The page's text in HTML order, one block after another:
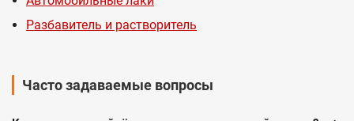
Разбавитель и растворитель
Часто задаваемые вопросы